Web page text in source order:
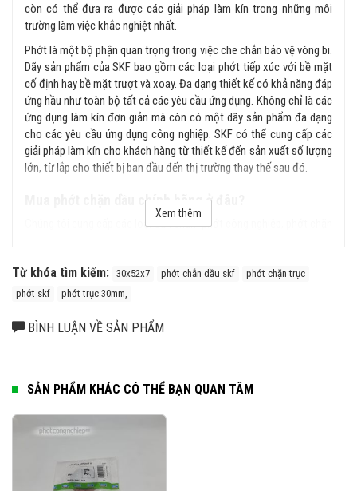
còn có thể đưa ra được các giải pháp làm kín trong những môi
trường làm việc khắc nghiệt nhất.
Phớt là một bộ phận quan trọng trong việc che chắn bảo vệ vòng bi.
Dãy sản phẩm của SKF bao gồm các loại phớt tiếp xúc với bề mặt
cố định hay bề mặt trượt và xoay. Đa dạng thiết kế có khả năng đáp
ứng hầu như toàn bộ tất cả các yêu cầu ứng dụng. Không chỉ là các
ứng dụng làm kín đơn giản mà còn có một dãy sản phẩm đa dạng
cho các yêu cầu ứng dụng công nghiệp. SKF có thể cung cấp các
giải pháp làm kín cho khách hàng từ thiết kế đến sản xuất số lượng
lớn, từ lắp cho thiết bị ban đầu đến thị trường thay thế sau đó.
Mua phớt chặn dầu chính hãng ở đâu?
Chúng tôi cung cấp các loại sản phẩm phớt công nghiệp, phớt chặn
chúng tôi. Liên hệ ngay với chúng tôi để được tư vấn kỹ hơn về sản
phẩm.
Xem thêm
Từ khóa tìm kiếm: 30x52x7 phớt chắn dầu skf
phớt chặn trục
phớt skf
phớt trục 30mm,
BÌNH LUẬN VỀ SẢN PHẨM
SẢN PHẨM KHÁC CÓ THỂ BẠN QUAN TÂM